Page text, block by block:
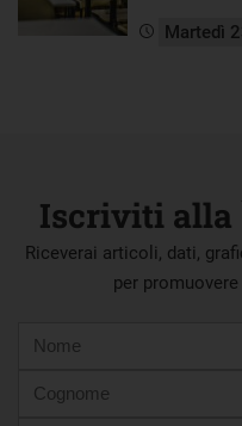
Martedì
Iscriviti alla
Riceverai articoli, dati,
per
mail